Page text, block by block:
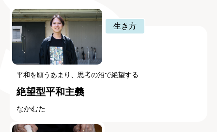
生き方
平和を願うあまり、思考の沼で絶望する
絶望型平和主義
なかむた